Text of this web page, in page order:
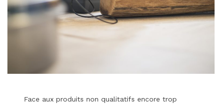
Face aux produits non qualitatifs encore trop